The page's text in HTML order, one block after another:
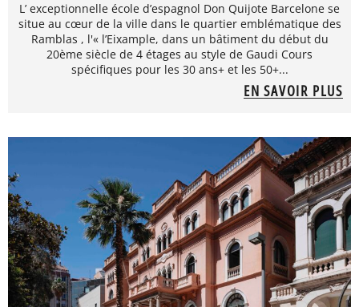
L’ exceptionnelle école d’espagnol Don Quijote Barcelone se
situe au cœur de la ville dans le quartier emblématique des
Ramblas , l'« l’Eixample, dans un bâtiment du début du
20ème siècle de 4 étages au style de Gaudi Cours
spécifiques pour les 30 ans+ et les 50+...
EN SAVOIR PLUS